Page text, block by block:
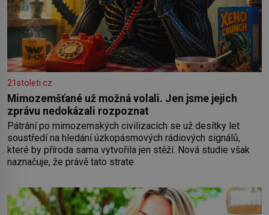
21stoleti.cz
Mimozemšťané už možná volali. Jen jsme jejich
zprávu nedokázali rozpoznat
Pátrání po mimozemských civilizacích se už desítky let
soustředí na hledání úzkopásmových rádiových signálů,
které by příroda sama vytvořila jen stěží. Nová studie však
naznačuje, že právě tato strate